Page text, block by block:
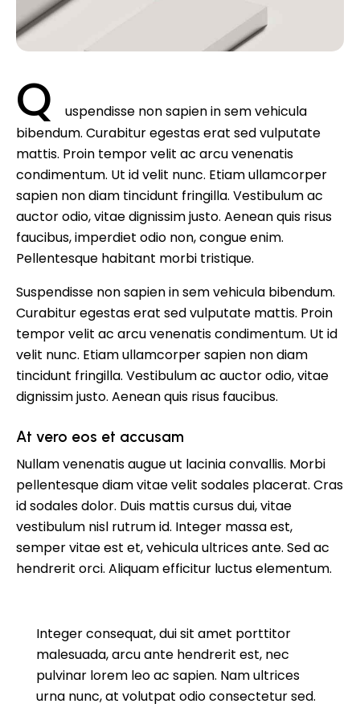
Q
uspendisse non sapien in sem vehicula
bibendum. Curabitur egestas erat sed vulputate
mattis. Proin tempor velit ac arcu venenatis
condimentum. Ut id velit nunc. Etiam ullamcorper
sapien non diam tincidunt fringilla. Vestibulum ac
auctor odio, vitae dignissim justo. Aenean quis risus
faucibus, imperdiet odio non, congue enim.
Pellentesque habitant morbi tristique.
Suspendisse non sapien in sem vehicula bibendum.
Curabitur egestas erat sed vulputate mattis. Proin
tempor velit ac arcu venenatis condimentum. Ut id
velit nunc. Etiam ullamcorper sapien non diam
tincidunt fringilla. Vestibulum ac auctor odio, vitae
dignissim justo. Aenean quis risus faucibus.
At vero eos et accusam
Nullam venenatis augue ut lacinia convallis. Morbi
pellentesque diam vitae velit sodales placerat. Cras
id sodales dolor. Duis mattis cursus dui, vitae
vestibulum nisl rutrum id. Integer massa est,
semper vitae est et, vehicula ultrices ante. Sed ac
hendrerit orci. Aliquam efficitur luctus elementum.
Integer consequat, dui sit amet porttitor
malesuada, arcu ante hendrerit est, nec
pulvinar lorem leo ac sapien. Nam ultrices
urna nunc, at volutpat odio consectetur sed.